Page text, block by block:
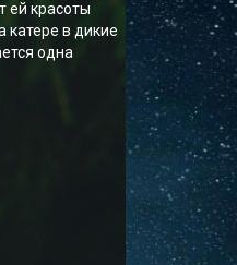
ей красоты
в дикие
одна